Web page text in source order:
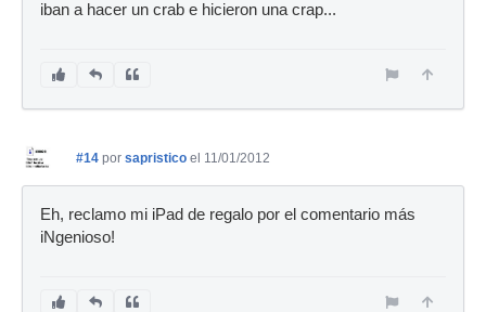
iban a hacer un crab e hicieron una crap...
#14 por sapristico el 11/01/2012
Eh, reclamo mi iPad de regalo por el comentario más
iNgenioso!